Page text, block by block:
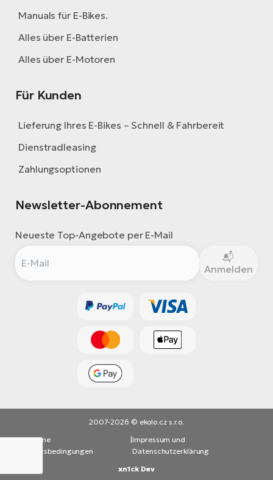
Manuals für E-Bikes.
Alles über E-Batterien
Alles über E-Motoren
Für Kunden
Lieferung Ihres E-Bikes – Schnell & Fahrbereit
Dienstradleasing
Zahlungsoptionen
Newsletter-Abonnement
Neueste Top-Angebote per E-Mail
Anmelden
2007-2026 © ekolo.cz s.r.o.
Allgemeine
Geschäftsbedingungen
Impressum und
Datenschutzerklärung
xn1ck Dev